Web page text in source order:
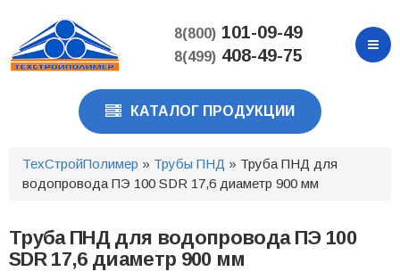
основному
содержанию
8(800)101-09-49
8(499)408-49-75
КАТАЛОГ ПРОДУКЦИИ
ТехСтройПолимер » Трубы ПНД » Труба ПНД для
водопровода ПЭ 100 SDR 17,6 диаметр 900 мм
Труба ПНД для водопровода ПЭ 100
SDR 17,6 диаметр 900 мм